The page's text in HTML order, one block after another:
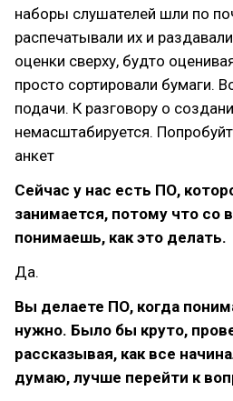
наборы слушателей шли по
распечатывали их и
оценки сверху, будто
просто сортировали бумаги.
подачи. К разговору о
немасштабируется.
анкет
Сейчас у нас есть ПО,
занимается, потому что со
понимаешь, как это делать.
Да.
Вы делаете ПО, когда
нужно. Было бы круто,
рассказывая, как все
думаю, лучше перейти к